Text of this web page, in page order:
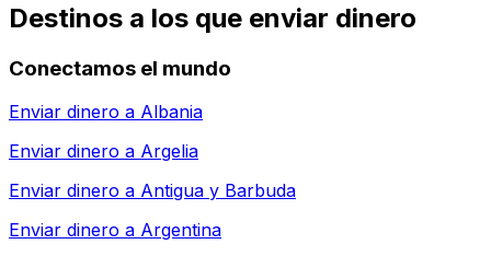
Destinos a los que enviar dinero
Conectamos el mundo
Enviar dinero a Albania
Enviar dinero a Argelia
Enviar dinero a Antigua y Barbuda
Enviar dinero a Argentina